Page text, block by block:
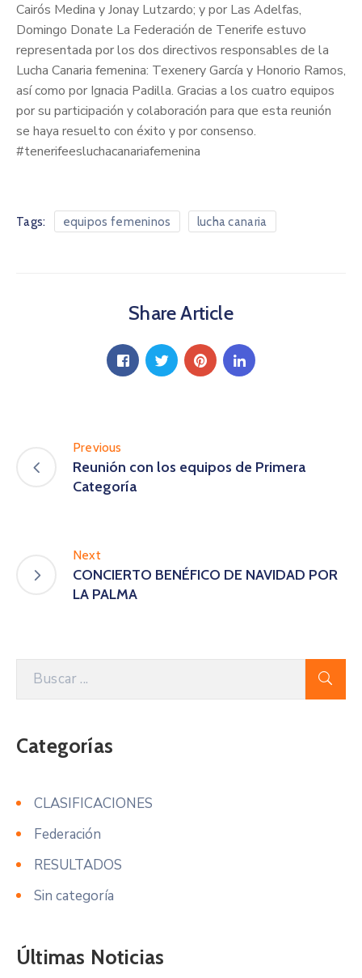
Cairós Medina y Jonay Lutzardo; y por Las Adelfas,
Domingo Donate La Federación de Tenerife estuvo
representada por los dos directivos responsables de la
Lucha Canaria femenina: Texenery García y Honorio Ramos,
así como por Ignacia Padilla. Gracias a los cuatro equipos
por su participación y colaboración para que esta reunión
se haya resuelto con éxito y por consenso.
#tenerifeesluchacanariafemenina
Tags: equipos femeninos lucha canaria
Share Article
Previous
Reunión con los equipos de Primera
Categoría
Next
CONCIERTO BENÉFICO DE NAVIDAD POR
LA PALMA
Categorías
CLASIFICACIONES
Federación
RESULTADOS
Sin categoría
Últimas Noticias